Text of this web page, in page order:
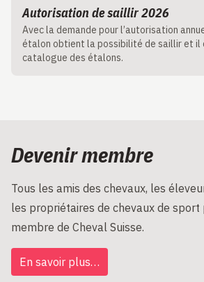
Autorisation de saillir 2026
Avec la demande pour l’autorisation
étalon obtient la possibilité de saillir et il
catalogue des étalons.
Devenir membre
Tous les amis des chevaux, les
les propriétaires de chevaux de sport
membre de Cheval Suisse.
En savoir plus…